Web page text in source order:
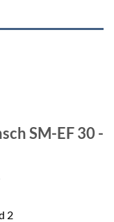
SM-EF 30 -
2